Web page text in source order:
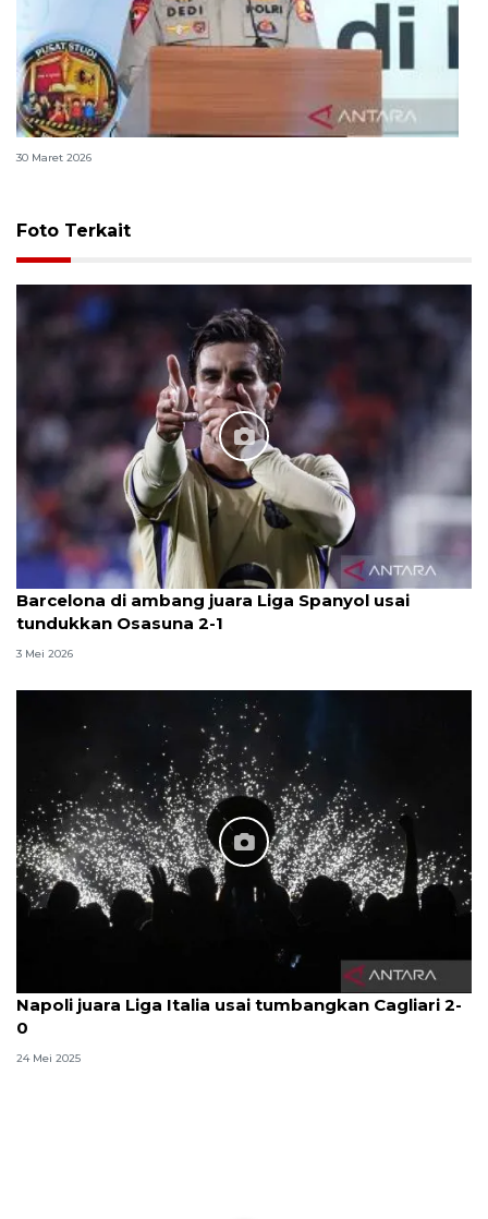
Polri bangun Laboratorium Sosial Sains Kepolisian
30 Maret 2026
Foto Terkait
Barcelona di ambang juara Liga Spanyol usai
tundukkan Osasuna 2-1
3 Mei 2026
Napoli juara Liga Italia usai tumbangkan Cagliari 2-
0
24 Mei 2025